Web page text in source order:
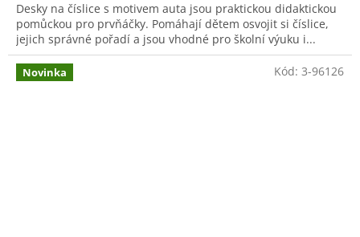
Desky na číslice s motivem auta jsou praktickou didaktickou
pomůckou pro prvňáčky. Pomáhají dětem osvojit si číslice,
jejich správné pořadí a jsou vhodné pro školní výuku i...
Novinka Kód: 3-96126